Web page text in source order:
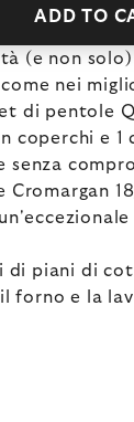
ADD TO
(e non solo)
nei
di pentole
coperchi e 1
senza
Cromargan
piani di
forno e la